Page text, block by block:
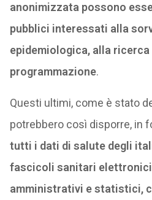
anonimizzata possono
pubblici interessati alla
epidemiologica, alla ricerca
programmazione.
Questi ultimi, come è stato
potrebbero così disporre, in
tutti i dati di salute degli
fascicoli sanitari elettronici
amministrativi e statistici,